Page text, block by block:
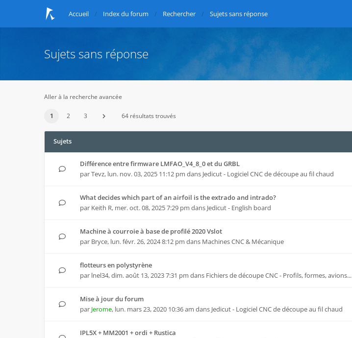
Accueil Index du forum Rechercher Sujets sans réponse
Sujets sans réponse
Aller à la recherche avancée
1 2 3 64 résultats trouvés
Sujets
Différence entre firmware LMFAO_V4_8_0 et du GRBL
parTevz, lun. nov. 03, 2025 11:12 pm dans Jedicut - Logiciel CNC de découpe au fil chaud
What decides which part of an airfoil is the extrado and intrado?
par Keith R, mer. oct. 08, 2025 7:29 pm dans Jedicut - English board
Machine à courroie à base de profilé 2020 Vslot
par Bryce, lun. févr. 26, 2024 8:12 pm dans Machines CNC & Mécanique
flotteurs en polystyrène
par lnel34,dim. août 13, 2023 7:31 pm dans Fichiers de découpe CNC - Profils, formes, avions...
Mise à jour du forum
par Jerome, lun. mars 23, 2020 10:36 am dans Jedicut - Logiciel CNC de découpe au fil chaud
IPL5X + MM2001 + ordi + Rustica